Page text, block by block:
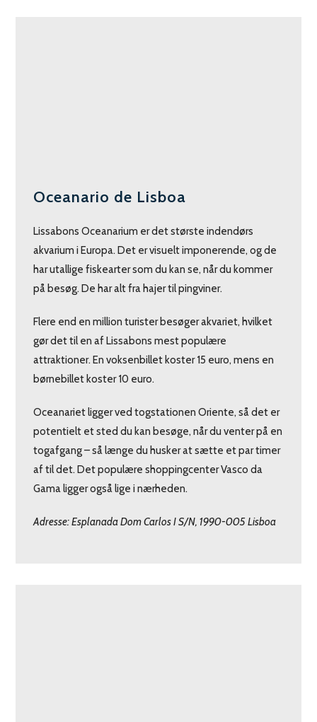
Oceanario de Lisboa
Lissabons Oceanarium er det største indendørs
akvarium i Europa. Det er visuelt imponerende, og de
har utallige fiskearter som du kan se, når du kommer
på besøg. De har alt fra hajer til pingviner.
Flere end en million turister besøger akvariet, hvilket
gør det til en af Lissabons mest populære
attraktioner. En voksenbillet koster 15 euro, mens en
børnebillet koster 10 euro.
Oceanariet ligger ved togstationen Oriente, så det er
potentielt et sted du kan besøge, når du venter på en
togafgang – så længe du husker at sætte et par timer
af til det. Det populære shoppingcenter Vasco da
Gama ligger også lige i nærheden.
Adresse: Esplanada Dom Carlos I S/N, 1990-005 Lisboa